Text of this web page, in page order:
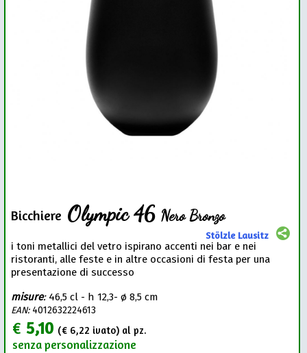
Bicchiere Olympic 46 Nero Bronzo
Stölzle Lausitz
i toni metallici del vetro ispirano accenti nei bar e nei
ristoranti, alle feste e in altre occasioni di festa per una
presentazione di successo
misure: 46,5 cl - h 12,3- ø 8,5 cm
EAN:4012632224613
€ 5,10 (€ 6,22 ivato) al pz.
senza personalizzazione